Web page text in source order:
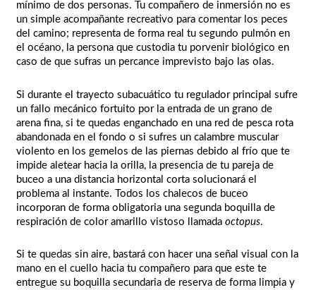
mínimo de dos personas. Tu compañero de inmersión no es
un simple acompañante recreativo para comentar los peces
del camino; representa de forma real tu segundo pulmón en
el océano, la persona que custodia tu porvenir biológico en
caso de que sufras un percance imprevisto bajo las olas.
Si durante el trayecto subacuático tu regulador principal sufre
un fallo mecánico fortuito por la entrada de un grano de
arena fina, si te quedas enganchado en una red de pesca rota
abandonada en el fondo o si sufres un calambre muscular
violento en los gemelos de las piernas debido al frío que te
impide aletear hacia la orilla, la presencia de tu pareja de
buceo a una distancia horizontal corta solucionará el
problema al instante. Todos los chalecos de buceo
incorporan de forma obligatoria una segunda boquilla de
respiración de color amarillo vistoso llamadaoctopus.
Si te quedas sin aire, bastará con hacer una señal visual con la
mano en el cuello hacia tu compañero para que este te
entregue su boquilla secundaria de reserva de forma limpia y